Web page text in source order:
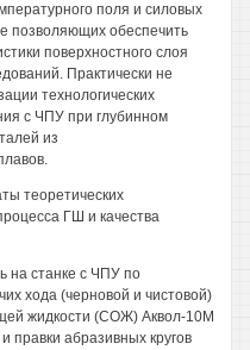
поля и силовых
позволяющих обеспечить
поверхностного слоя
Практически не
технологических
с ЧПУ при глубинном
из
теоретических
ГШ и качества
на станке с ЧПУ по
хода (черновой и чистовой)
жидкости (СОЖ) Аквол-10М
правки абразивных кругов